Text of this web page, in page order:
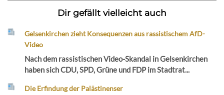
Dir gefällt vielleicht auch
Gelsenkirchen zieht Konsequenzen aus rassistischem AfD-
Video
Nach dem rassistischen Video-Skandal in Gelsenkirchen
haben sich CDU, SPD, Grüne und FDP im Stadtrat...
Die Erfindung der Palästinenser